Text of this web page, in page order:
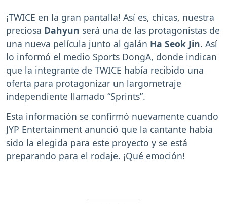
¡TWICE en la gran pantalla! Así es, chicas, nuestra
preciosa Dahyun será una de las protagonistas de
una nueva película junto al galán Ha Seok Jin. Así
lo informó el medio Sports DongA, donde indican
que la integrante de TWICE había recibido una
oferta para protagonizar un largometraje
independiente llamado “Sprints”.
Esta información se confirmó nuevamente cuando
JYP Entertainment anunció que la cantante había
sido la elegida para este proyecto y se está
preparando para el rodaje. ¡Qué emoción!